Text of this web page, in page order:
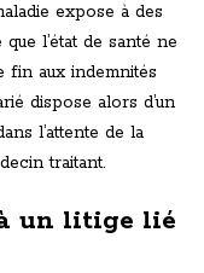
expose à des
l’état de santé ne
fin aux indemnités
dispose alors d’un
l’attente de la
traitant.
un litige lié